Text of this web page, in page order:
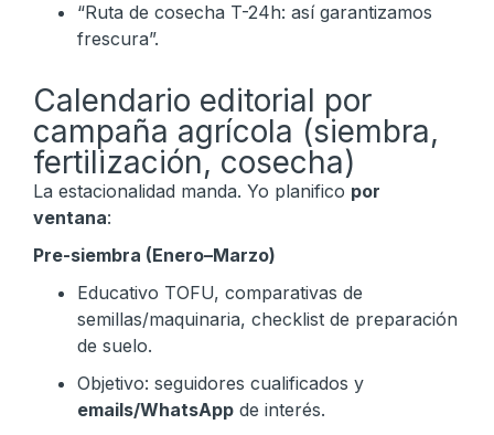
“Ruta de cosecha T-24h: así garantizamos
frescura”.
Calendario editorial por
campaña agrícola (siembra,
fertilización, cosecha)
La estacionalidad manda. Yo planifico por
ventana:
Pre-siembra (Enero–Marzo)
Educativo TOFU, comparativas de
semillas/maquinaria, checklist de preparación
de suelo.
Objetivo: seguidores cualificados y
emails/WhatsApp de interés.